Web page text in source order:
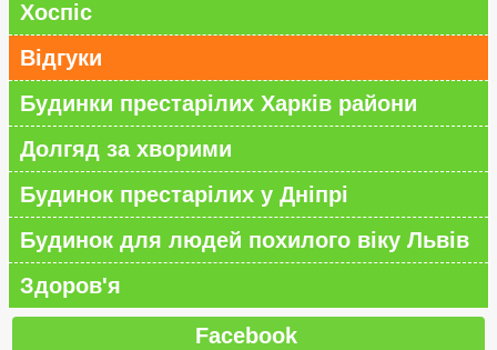
Хоспіс
Відгуки
Будинки престарілих Харків райони
Долгяд за хворими
Будинок престарілих у Дніпрі
Будинок для людей похилого віку Львів
Здоров'я
Facebook